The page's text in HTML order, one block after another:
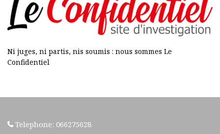
Ni juges, ni partis, nis soumis : nous sommes Le
Confidentiel
Telephone: 066275628